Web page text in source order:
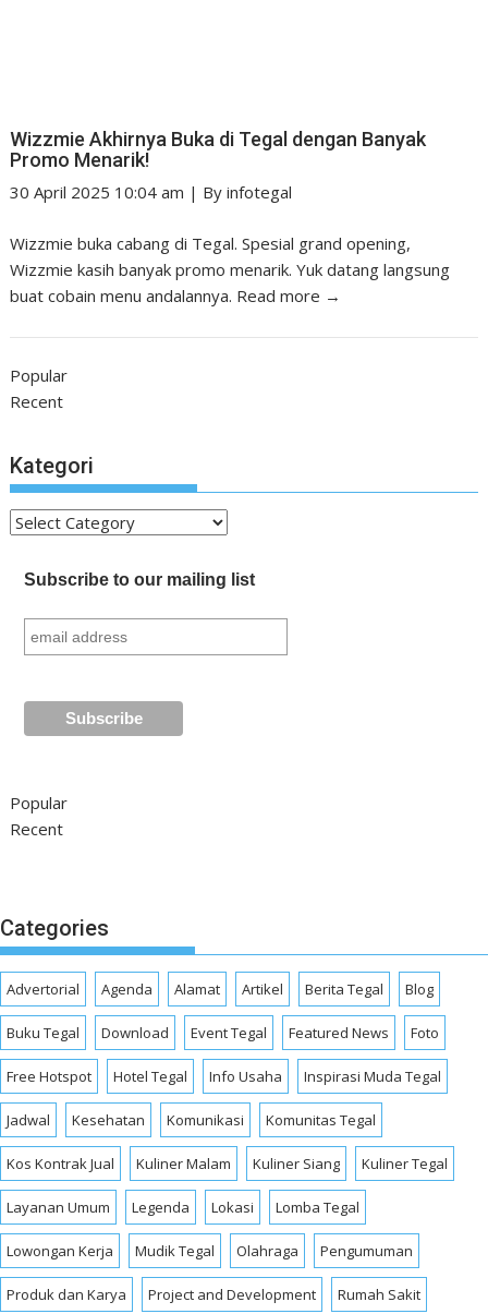
Wizzmie Akhirnya Buka di Tegal dengan Banyak
Promo Menarik!
30 April 2025 10:04 am | Byinfotegal
Wizzmie buka cabang di Tegal. Spesial grand opening,
Wizzmie kasih banyak promo menarik. Yuk datang langsung
buat cobain menu andalannya. Read more →
Popular
Recent
Kategori
Kategori
Subscribe to our mailing list
Popular
Recent
Categories
Advertorial Agenda Alamat Artikel Berita Tegal Blog
Buku Tegal Download Event Tegal Featured News Foto
Free Hotspot Hotel Tegal Info Usaha Inspirasi Muda Tegal
Jadwal Kesehatan Komunikasi Komunitas Tegal
Kos Kontrak Jual Kuliner Malam Kuliner Siang Kuliner Tegal
Layanan Umum Legenda Lokasi Lomba Tegal
Lowongan Kerja Mudik Tegal Olahraga Pengumuman
Produk dan Karya Project and Development Rumah Sakit